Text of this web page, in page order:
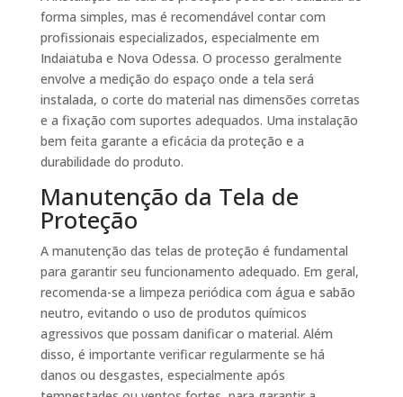
forma simples, mas é recomendável contar com
profissionais especializados, especialmente em
Indaiatuba e Nova Odessa. O processo geralmente
envolve a medição do espaço onde a tela será
instalada, o corte do material nas dimensões corretas
e a fixação com suportes adequados. Uma instalação
bem feita garante a eficácia da proteção e a
durabilidade do produto.
Manutenção da Tela de
Proteção
A manutenção das telas de proteção é fundamental
para garantir seu funcionamento adequado. Em geral,
recomenda-se a limpeza periódica com água e sabão
neutro, evitando o uso de produtos químicos
agressivos que possam danificar o material. Além
disso, é importante verificar regularmente se há
danos ou desgastes, especialmente após